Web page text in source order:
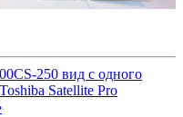
250 вид с одного
Satellite Pro